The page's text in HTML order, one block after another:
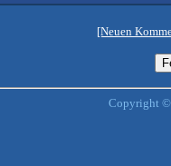
[Neuen
Copyright ©